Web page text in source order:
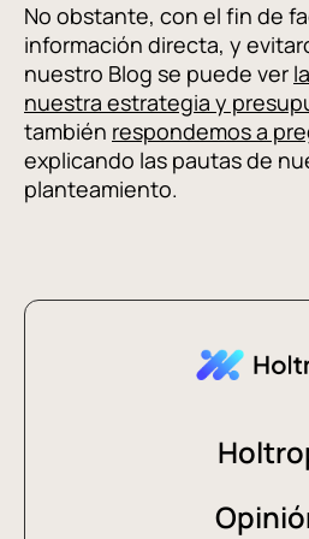
No obstante, con el fin de
información directa, y
nuestro Blog se puede ver
nuestra estrategia y
también respondemos a
explicando las pautas de
planteamiento.